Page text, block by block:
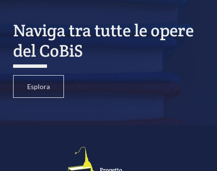
Naviga tra tutte le opere
del CoBiS
Esplora